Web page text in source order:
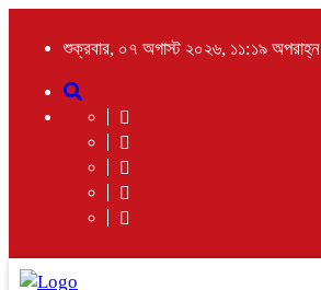
শুক্রবার, ০৭ অগাস্ট ২০২৬, ১১:১৯ অপরাহ্ন